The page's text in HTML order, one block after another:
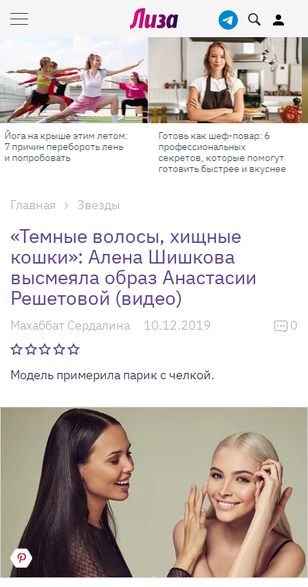
Готовь как шеф-повар: 6
профессиональных
секретов, которые помогут
Масштабные приключения:
самые красивые фестивали
России в августе
Главная Звезды
«Темные волосы, хищные
кошки»: Алена Шишкова
высмеяла образ Анастасии
Решетовой (видео)
Махаббат Сердалина 10.12.2019 0
Модель примерила парик с челкой.